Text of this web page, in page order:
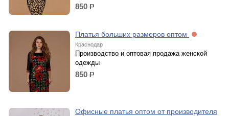
850 р.
Платья больших размеров оптом
Краснодар
Производство и оптовая продажа женской
одежды
850 р.
Офисные платья оптом от производителя